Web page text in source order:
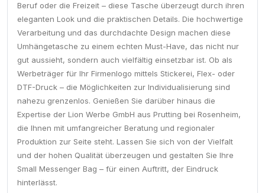
Beruf oder die Freizeit – diese Tasche überzeugt durch ihren
eleganten Look und die praktischen Details. Die hochwertige
Verarbeitung und das durchdachte Design machen diese
Umhängetasche zu einem echten Must-Have, das nicht nur
gut aussieht, sondern auch vielfältig einsetzbar ist. Ob als
Werbeträger für Ihr Firmenlogo mittels Stickerei, Flex- oder
DTF-Druck – die Möglichkeiten zur Individualisierung sind
nahezu grenzenlos. Genießen Sie darüber hinaus die
Expertise der Lion Werbe GmbH aus Prutting bei Rosenheim,
die Ihnen mit umfangreicher Beratung und regionaler
Produktion zur Seite steht. Lassen Sie sich von der Vielfalt
und der hohen Qualität überzeugen und gestalten Sie Ihre
Small Messenger Bag – für einen Auftritt, der Eindruck
hinterlässt.